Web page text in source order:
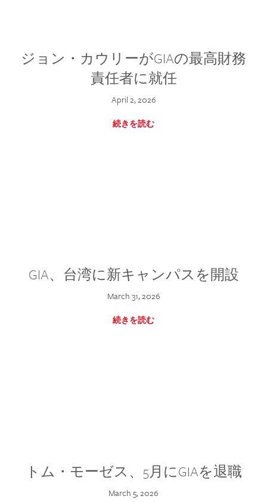
ジョン・カウリーがGIAの最高財務
責任者に就任
April 2, 2026
続きを読む
GIA、台湾に新キャンパスを開設
March 31, 2026
続きを読む
トム・モーゼス、5月にGIAを退職
March 5, 2026